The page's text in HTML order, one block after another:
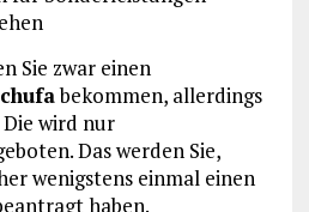
Sie zwar einen
bekommen, allerdings
wird nur
Das werden Sie,
wenigstens einmal einen
haben.